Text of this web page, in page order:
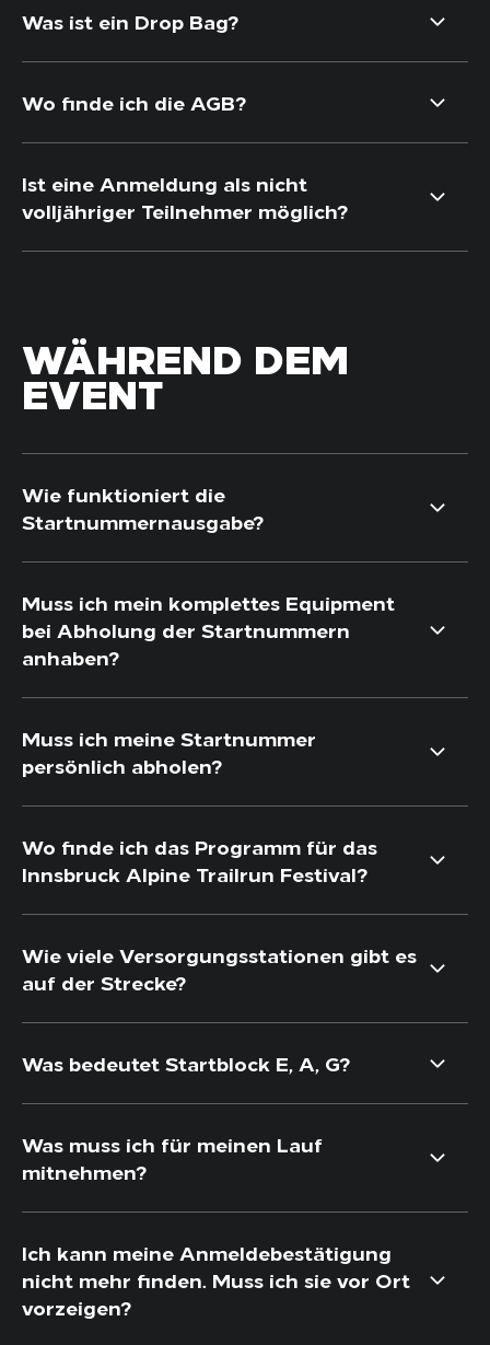
Was ist ein Drop Bag?
Wo finde ich die AGB?
Ist eine Anmeldung als nicht
volljähriger Teilnehmer möglich?
WÄHREND DEM
EVENT
Wie funktioniert die
Startnummernausgabe?
Muss ich mein komplettes Equipment
bei Abholung der Startnummern
anhaben?
Muss ich meine Startnummer
persönlich abholen?
Wo finde ich das Programm für das
Innsbruck Alpine Trailrun Festival?
Wie viele Versorgungsstationen gibt es
auf der Strecke?
Was bedeutet Startblock E, A, G?
Was muss ich für meinen Lauf
mitnehmen?
Ich kann meine Anmeldebestätigung
nicht mehr finden. Muss ich sie vor Ort
vorzeigen?